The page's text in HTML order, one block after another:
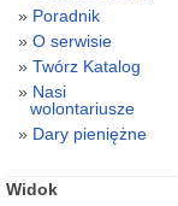
Poradnik
O serwisie
Twórz Katalog
Nasi
wolontariusze
Dary pieniężne
Widok